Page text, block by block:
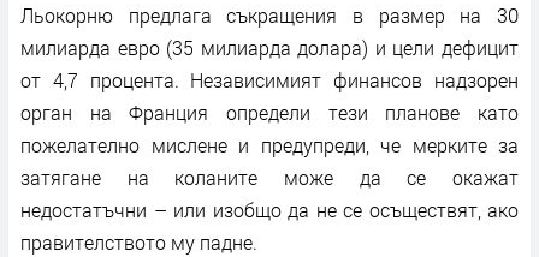
Льокорню предлага съкращения в размер на 30
милиарда евро (35 милиарда долара) и цели дефицит
от 4,7 процента. Независимият финансов надзорен
орган на Франция определи тези планове като
пожелателно мислене и предупреди, че мерките за
затягане на коланите може да се окажат
недостатъчни – или изобщо да не се осъществят, ако
правителството му падне.